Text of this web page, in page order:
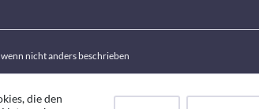
nicht anders beschrieben
die den